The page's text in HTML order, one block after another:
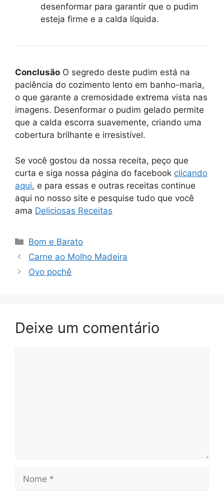
desenformar para garantir que o pudim
esteja firme e a calda líquida.
Conclusão O segredo deste pudim está na
paciência do cozimento lento em banho-maria,
o que garante a cremosidade extrema vista nas
imagens. Desenformar o pudim gelado permite
que a calda escorra suavemente, criando uma
cobertura brilhante e irresistível.
Se você gostou da nossa receita, peço que
curta e siga nossa página do facebook clicando
aqui, e para essas e outras receitas continue
aqui no nosso site e pesquise tudo que você
ama Deliciosas Receitas
Categorias
Bom e Barato
Carne ao Molho Madeira
Ovo pochê
Deixe um comentário